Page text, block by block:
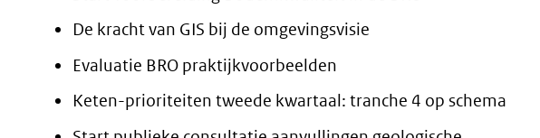
De kracht van GIS bij de omgevingsvisie
Evaluatie BRO praktijkvoorbeelden
Keten-prioriteiten tweede kwartaal: tranche 4 op schema